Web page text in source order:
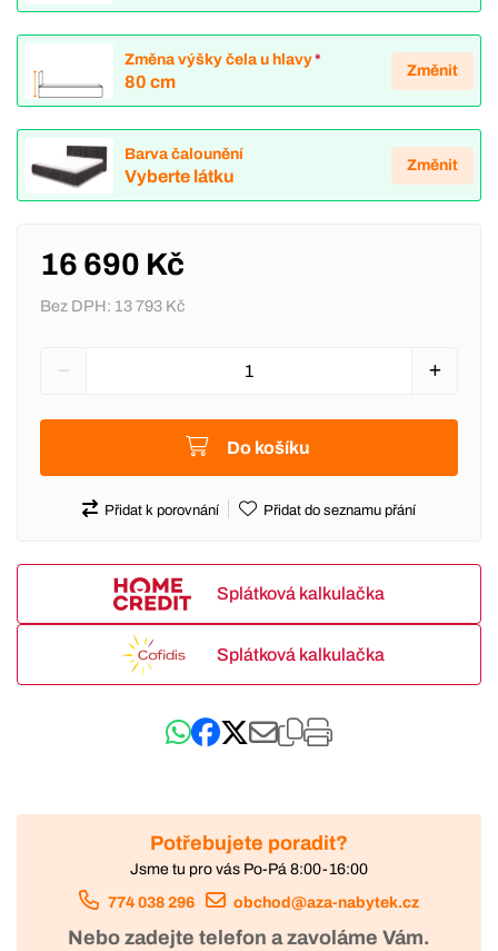
Změna výšky čela u hlavy*
80 cm
Změnit
Barva čalounění
Vyberte látku
Změnit
16 690 Kč
Bez DPH: 13 793 Kč
Do košíku
Přidat k porovnání Přidat do seznamu přání
Splátková kalkulačka
Splátková kalkulačka
Potřebujete poradit?
Jsme tu pro vás Po-Pá 8:00-16:00
774 038 296 obchod@aza-nabytek.cz
Nebo zadejte telefon a zavoláme Vám.